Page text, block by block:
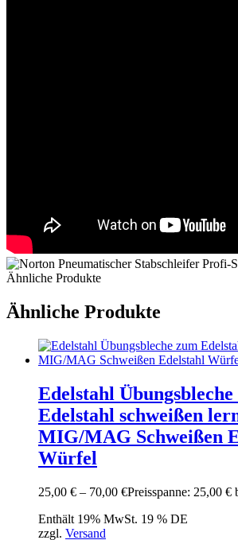
Ähnliche Produkte
Ähnliche Produkte
Edelstahl Übungsbleche
Edelstahl schweißen
MIG/MAG Schweißen
Würfel
25,00 € – 70,00 €Preisspanne: 25,00 €
Enthält 19% MwSt. 19 % DE
zzgl. Versand